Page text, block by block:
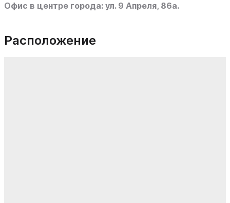
Офис в центре города: ул. 9 Апреля, 86а.
Расположение